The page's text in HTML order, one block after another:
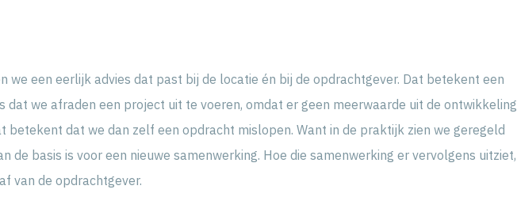
we een eerlijk advies dat past bij de locatie én bij de opdrachtgever. Dat betekent een
dat we afraden een project uit te voeren, omdat er geen meerwaarde uit de ontwikkeling
betekent dat we dan zelf een opdracht mislopen. Want in de praktijk zien we geregeld
de basis is voor een nieuwe samenwerking. Hoe die samenwerking er vervolgens uitziet,
van de opdrachtgever.